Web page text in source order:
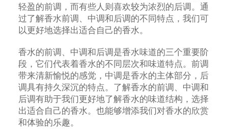
轻盈的前调，而有些人则喜欢较为浓烈的后调。通
过了解香水前调、中调和后调的不同特点，我们可
以更好地选择出适合自己的香水。
香水的前调、中调和后调是香水味道的三个重要阶
段，它们代表着香水的不同层次和味道特点。前调
带来清新愉悦的感觉，中调是香水的主体部分，后
调具有持久深沉的特点。了解香水的前调、中调和
后调有助于我们更好地了解香水的味道结构，选择
出适合自己的香水。也能够增添我们对香水的欣赏
和体验的乐趣。